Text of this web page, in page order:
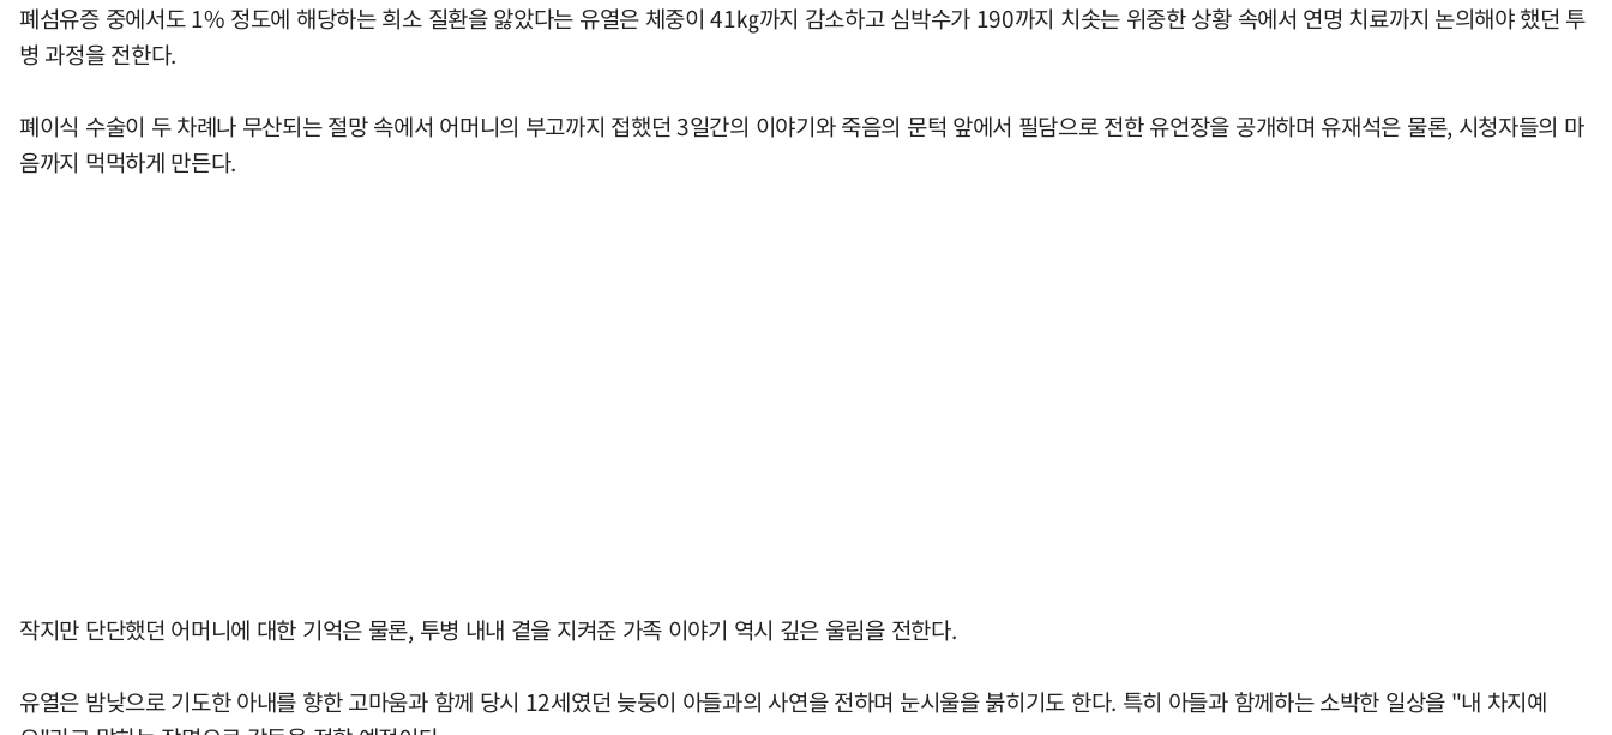
폐섬유증 중에서도 1% 정도에 해당하는 희소 질환을 앓았다는 유열은 체중이 41㎏까지 감소하고 심박수가 190까지 치솟는 위중한 상황 속에서 연명 치료까지 논의해야 했던 투
병 과정을 전한다.
폐이식 수술이 두 차례나 무산되는 절망 속에서 어머니의 부고까지 접했던 3일간의 이야기와 죽음의 문턱 앞에서 필담으로 전한 유언장을 공개하며 유재석은 물론, 시청자들의 마
음까지 먹먹하게 만든다.
작지만 단단했던 어머니에 대한 기억은 물론, 투병 내내 곁을 지켜준 가족 이야기 역시 깊은 울림을 전한다.
유열은 밤낮으로 기도한 아내를 향한 고마움과 함께 당시 12세였던 늦둥이 아들과의 사연을 전하며 눈시울을 붉히기도 한다. 특히 아들과 함께하는 소박한 일상을 "내 차지예